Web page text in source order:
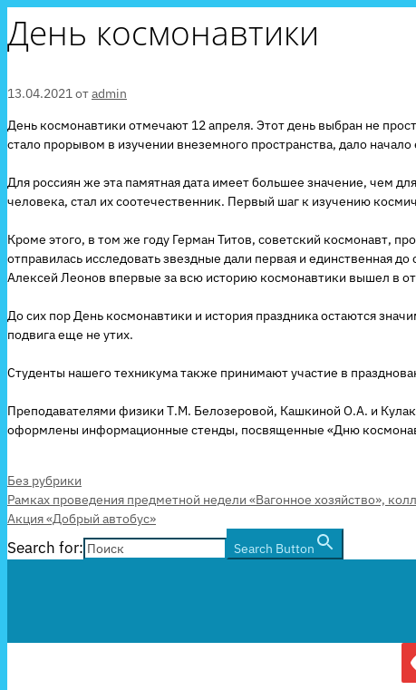
День космонавтики
13.04.2021отadmin
День космонавтики отмечают 12 апреля. Этот день выбран не
стало прорывом в изучении внеземного пространства, дало
Для россиян же эта памятная дата имеет большее значение, чем
человека, стал их соотечественник. Первый шаг к изучению
Кроме этого, в том же году Герман Титов, советский космонавт,
отправилась исследовать звездные дали первая и единственная
Алексей Леонов впервые за всю историю космонавтики вышел в
До сих пор День космонавтики и история праздника остаются
подвига еще не утих.
Студенты нашего техникума также принимают участие в
Преподавателями физики Т.М. Белозеровой, Кашкиной О.А. и
оформлены информационные стенды, посвященные «Дню
Рубрики
Без рубрики
Рамках проведения предметной недели «Вагонное хозяйство»,
Акция «Добрый автобус»
Search for: Search Button